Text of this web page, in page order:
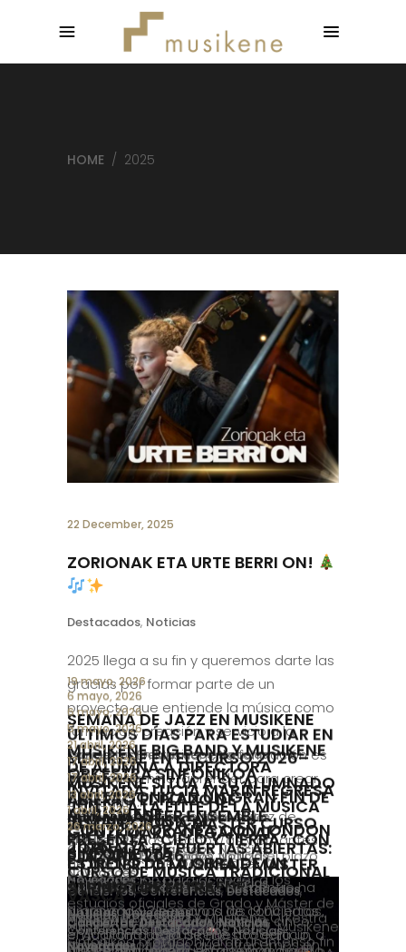
HOME / 2025
22 December, 2025
ZORIONAK ETA URTE BERRI ON!
Destacados, Noticias
2025 llega a su fin y queremos darte las
gracias por formar parte de un
proyecto que entiende la música como
formación, creación y servicio a la
sociedad. En Musikene, la formación es
origen y camino: aprender para crear,
compartir
READ MORE